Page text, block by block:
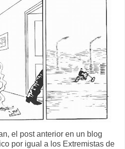
el post anterior en un blog
por igual a los Extremistas de